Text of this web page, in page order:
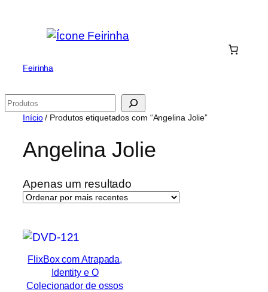
Feirinha
Pesquisar
Início/ Produtos etiquetados com “Angelina Jolie”
Angelina Jolie
Apenas um resultado
FlixBox com Atrapada,
Identity e O
Colecionador de ossos